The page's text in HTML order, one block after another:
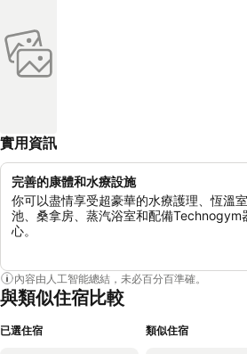
實用資訊
完善的康體和水療設施
你可以盡情享受超豪華的水療護理、恆溫
池、桑拿房、蒸汽浴室和配備Technogym
心。
內容由人工智能總結，未必百分百準確。
與類似住宿比較
已選住宿 類似住宿